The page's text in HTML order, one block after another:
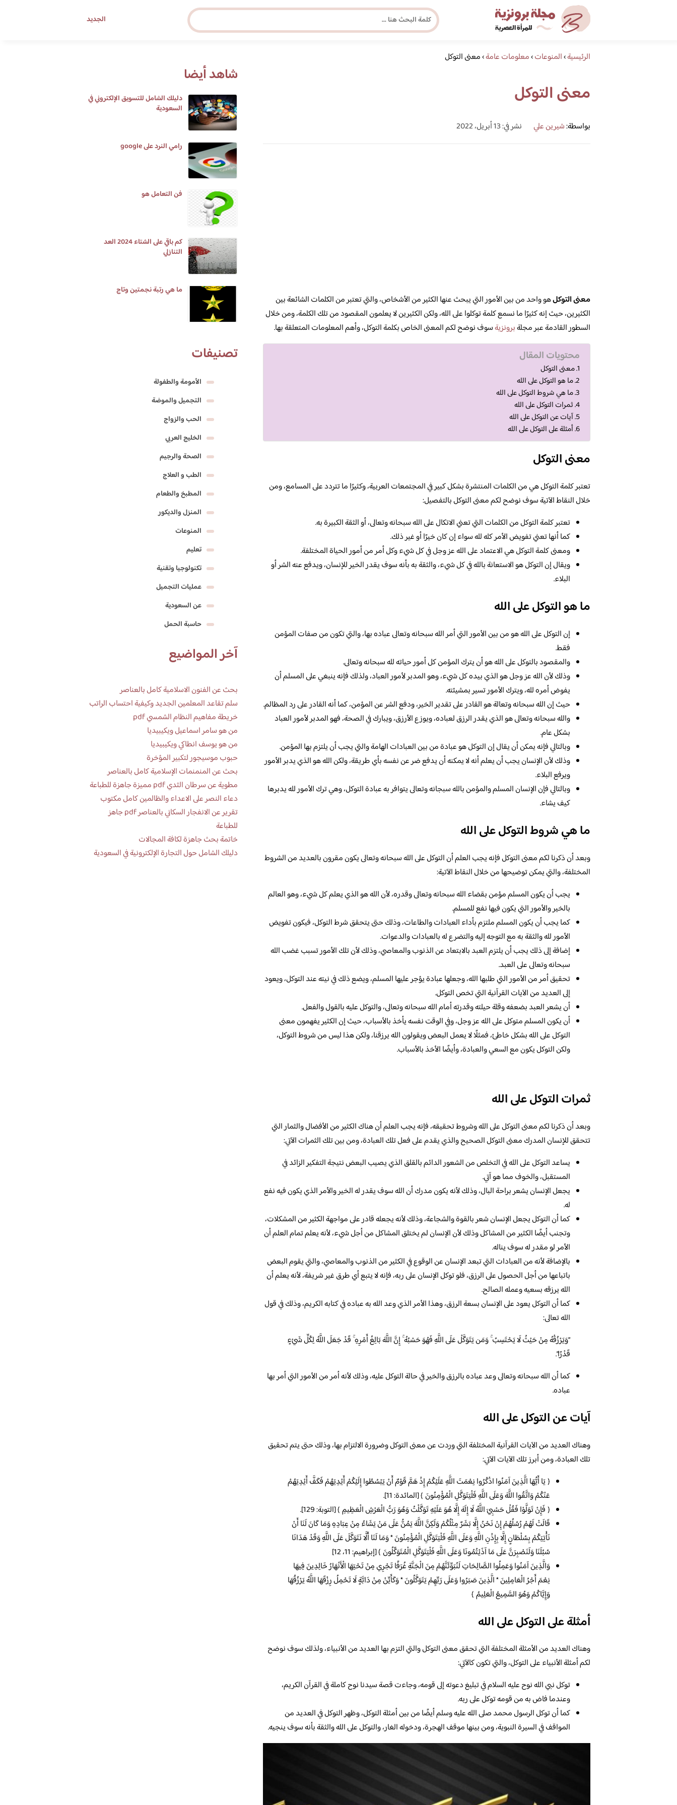
الجديد
الرئيسية›المنوعات›معلومات عامة›معنى التوكل
معنى التوكل
بواسطة:شيرين علي نشر في: 13 أبريل، 2022
معنى التوكلهو واحد من بين الأمور التي يبحث عنها الكثير من الأشخاص، والتي تعتبر من الكلمات الشائعة بين
الكثيرين، حيث إنه كثيرًا ما نسمع كلمة توكلوا على الله، ولكن الكثيرين لا يعلمون المقصود من تلك الكلمة، ومن خلال
السطور القادمة عبر مجلةبرونزيةسوف نوضح لكم المعنى الخاص بكلمة التوكل، وأهم المعلومات المتعلقة بها.
محتويات المقال
معنى التوكل
ما هو التوكل على الله
ما هي شروط التوكل على الله
ثمرات التوكل على الله
آيات عن التوكل على الله
أمثلة على التوكل على الله
معنى التوكل
تعتبر كلمة التوكل هي من الكلمات المنتشرة بشكل كبير في المجتمعات العربية، وكثيرًا ما تتردد على المسامع، ومن
خلال النقاط الآتية سوف نوضح لكم معنى التوكل بالتفصيل:
تعتبر كلمة التوكل من الكلمات التي تعني الاتكال على الله سبحانه وتعالى، أو الثقة الكبيرة به.
كما أنها تعني تفويض الأمر كله لله سواء إن كان خيرًا أو غير ذلك.
ومعنى كلمة التوكل هي الاعتماد على الله عز وجل في كل شيء وكل أمر من أمور الحياة المختلفة.
ويقال إن التوكل هو الاستعانة بالله في كل شيء، والثقة به بأنه سوف يقدر الخير للإنسان، ويدفع عنه الشر أو
البلاء.
ما هو التوكل على الله
إن التوكل على الله هو من بين الأمور التي أمر الله سبحانه وتعالى عباده بها، والتي تكون من صفات المؤمن
فقط.
والمقصود بالتوكل على الله هو أن يترك المؤمن كل أمور حياته لله سبحانه وتعالى.
وذلك لأن الله عز وجل هو الذي بيده كل شيء، وهو المدبر لأمور العباد، ولذلك فإنه ينبغي على المسلم أن
يفوض أمره لله، ويترك الأمور تسير بمشيئته.
حيث إن الله سبحانه وتعالة هو القادر على تقدير الخير، ودفع الشر عن المؤمن، كما أنه القادر على رد المظالم.
والله سبحانه وتعالى هو الذي يقدر الرزق لعباده، ويوزع الأرزق، ويبارك في الصحة، فهو المدبر لأمور العباد
بشكل عام.
وبالتالي فإنه يمكن أن يقال إن التوكل هو عبادة من بين العبادات الهامة والتي يجب أن يلتزم بها المؤمن.
وذلك لأن الإنسان يجب أن يعلم أنه لا يمكنه أن يدفع ضر عن نفسه بأي طريقة، ولكن الله هو الذي يدبر الأمور
ويرفع البلاء.
وبالتالي فإن الإنسان المسلم والمؤمن بالله سبجانه وتعالى يتوافر به عبادة التوكل، وهي ترك الأمور لله يدبرها
كيف يشاء.
ما هي شروط التوكل على الله
وبعد أن ذكرنا لكم معنى التوكل فإنه يجب العلم أن التوكل على الله سبحانه وتعالى يكون مقرون بالعديد من الشروط
المختلفة، والتي يمكن توضيحها من خلال النقاط الآتية:
يجب أن يكون المسلم مؤمن بقضاء الله سبحانه وتعالى وقدره، لأن الله هو الذي يعلم كل شيء، وهو العالم
بالخير والأمور التي يكون فيها نفع للمسلم.
كما يجب أن يكون المسلم ملتزم بأداء العبادات والطاعات، وذلك حتى يتحقق شرط التوكل، فيكون تفويض
الأمور لله والثقة به مع التوجه إليه والتضرع له بالعبادات والدعوات.
إضافة إلى ذلك يجب أن يلتزم العبد بالابتعاد عن الذنوب والمعاصي، وذلك لأن تلك الأمور تسبب غضب الله
سبحانه وتعالى على العبد.
تحقيق أمر من الأمور التي طلبها الله، وجعلها عبادة يؤجر عليها المسلم، ويضع ذلك في نيته عند التوكل، ويعود
إلى العديد من الآيات القرآنية التي تخص التوكل.
أن يشعر العبد بضعفه وقلة حيلته وقدرته أمام الله سبحانه وتعالى، والتوكل عليه بالقول والفعل.
أن يكون المسلم متوكل على الله عز وجل، وفي الوقت نفسه يأخذ بالأسباب، حيث إن الكثير يفهمون معنى
التوكل على الله بشكل خاطئ، فمثلًا لا يعمل البعض ويقولون الله يرزقنا، ولكن هذا ليس من شروط التوكل،
ولكن التوكل يكون مع السعي والعبادة، وأيضًا الأخذ بالأسباب.
ثمرات التوكل على الله
وبعد أن ذكرنا لكم معنى التوكل على الله وشروط تحقيقه، فإنه يجب العلم أن هناك الكثير من الأفضال والثمار التي
تتحقق للإنسان المدرك معنى التوكل الصحيح والذي يقدم على فعل تلك العبادة، ومن بين تلك الثمرات الآتي:
يساعد التوكل على الله في التخلص من الشعور الدائم بالقلق الذي يصيب البعض نتيجة التفكير الزائد في
المستقبل، والخوف مما هو آتي.
يجعل الإنسان يشعر براحة البال، وذلك لأنه يكون مدرك أن الله سوف يقدر له الخير والأمر الذي يكون فيه نفع
له.
كما أن التوكل يجعل الإنسان شعر بالقوة والشجاعة، وذلك لأنه يجعله قادر على مواجهة الكثير من المشكلات،
وتجنب أيضًا الكثير من المشاكل وذلك لأن الإنسان لم يختلق المشاكل من أجل شيء، لأنه يعلم تمام العلم أن
الأمر لو مقدر له سوف يناله.
بالإضافة لأنه من العبادات التي تبعد الإنسان عن الوقوع في الكثير من الذنوب والمعاصي، والتي يقوم البعض
باتباعها من أجل الحصول على الرزق، فلو توكل الإنسان على ربه، فإنه لا يتبع أي طرق غير شريفة، لأنه يعلم أن
الله يرزقه بسعيه وعمله الصالح.
كما أن التوكل يعود على الإنسان بسعة الرزق، وهذا الأمر الذي وعد الله به عباده في كتابه الكريم، وذلك في قول
الله تعالى:
“وَيَرْزُقْهُ مِنْ حَيْثُ لَا يَحْتَسِبُ ۚ وَمَن يَتَوَكَّلْ عَلَى اللَّهِ فَهُوَ حَسْبُهُ ۚ إِنَّ اللَّهَ بَالِغُ أَمْرِهِ ۚ قَدْ جَعَلَ اللَّهُ لِكُلِّ شَيْءٍ
قَدْرًا”.
كما أن الله سبحانه وتعالى وعد عباده بالرزق والخير في حالة التوكل عليه، وذلك لأنه أمر من الأمور التي أمر بها
عباده.
آيات عن التوكل على الله
وهناك العديد من الآيات القرآنية المختلفة التي وردت عن معنى التوكل وضرورة الالتزام بها، وذلك حتى يتم تحقيق
تلك العبادة، ومن أبرز تلك الآيات الآتي:
﴿ يَا أَيُّهَا الَّذِينَ آمَنُوا اذْكُرُوا نِعْمَتَ اللَّهِ عَلَيْكُمْ إِذْ هَمَّ قَوْمٌ أَنْ يَبْسُطُوا إِلَيْكُمْ أَيْدِيَهُمْ فَكَفَّ أَيْدِيَهُمْ
عَنْكُمْ وَاتَّقُوا اللَّهَ وَعَلَى اللَّهِ فَلْيَتَوَكَّلِ الْمُؤْمِنُونَ ﴾ [المائدة: 11].
﴿ فَإِنْ تَوَلَّوْا فَقُلْ حَسْبِيَ اللَّهُ لَا إِلَهَ إِلَّا هُوَ عَلَيْهِ تَوَكَّلْتُ وَهُوَ رَبُّ الْعَرْشِ الْعَظِيمِ ﴾ [التوبة: 129].
قَالَتْ لَهُمْ رُسُلُهُمْ إِنْ نَحْنُ إِلَّا بَشَرٌ مِثْلُكُمْ وَلَكِنَّ اللَّهَ يَمُنُّ عَلَى مَنْ يَشَاءُ مِنْ عِبَادِهِ وَمَا كَانَ لَنَا أَنْ
نَأْتِيَكُمْ بِسُلْطَانٍ إِلَّا بِإِذْنِ اللَّهِ وَعَلَى اللَّهِ فَلْيَتَوَكَّلِ الْمُؤْمِنُونَ * وَمَا لَنَا أَلَّا نَتَوَكَّلَ عَلَى اللَّهِ وَقَدْ هَدَانَا
سُبُلَنَا وَلَنَصْبِرَنَّ عَلَى مَا آذَيْتُمُونَا وَعَلَى اللَّهِ فَلْيَتَوَكَّلِ الْمُتَوَكِّلُونَ ﴾ [إبراهيم: 11، 12]
وَالَّذِينَ آمَنُوا وَعَمِلُوا الصَّالِحَاتِ لَنُبَوِّئَنَّهُمْ مِنَ الْجَنَّةِ غُرَفًا تَجْرِي مِنْ تَحْتِهَا الْأَنْهَارُ خَالِدِينَ فِيهَا
نِعْمَ أَجْرُ الْعَامِلِينَ * الَّذِينَ صَبَرُوا وَعَلَى رَبِّهِمْ يَتَوَكَّلُونَ * وَكَأَيِّنْ مِنْ دَابَّةٍ لَا تَحْمِلُ رِزْقَهَا اللَّهُ يَرْزُقُهَا
وَإِيَّاكُمْ وَهُوَ السَّمِيعُ الْعَلِيمُ ﴾
أمثلة على التوكل على الله
وهناك العديد من الأمثلة المختلفة التي تحقق معنى التوكل والتي التزم بها العديد من الأنبياء، ولذلك سوف نوضح
لكم أمثلة الأنبياء على التوكل، والتي تكون كالآتي:
توكل نبي الله نوح عليه السلام في تبليغ دعوته إلى قومه، وجاءت قصة سيدنا نوح كاملة في القرآن الكريم،
وعندما فاض به من قومه توكل على ربه.
كما أن توكل الرسول محمد صلى الله عليه وسلم أيضًا من بين أمثلة التوكل، وظهر التوكل في العديد من
المواقف في السيرة النبوية، ومن بينها موقف الهجرة، ودخوله الغار، والتوكل على الله والثقة بأنه سوف ينجيه.
شاهد أيضا
دليلك الشامل للتسويق الإلكتروني في
السعودية
رامي النرد على google
فن التعامل هو
كم باقي على الشتاء 2024 العد
التنازلي
ما هي رتبة نجمتين وتاج
تصنيفات
الأمومة والطفولة
التجميل والموضة
الحب والزواج
الخليج العربي
الصحة والرجيم
الطب و العلاج
المطبخ والطعام
المنزل والديكور
المنوعات
تعليم
تكنولوجيا وتقنية
عمليات التجميل
عن السعودية
حاسبة الحمل
آخر المواضيع
بحث عن الفنون الاسلامية كامل بالعناصر
سلم تقاعد المعلمين الجديد وكيفية احتساب الراتب
خريطة مفاهيم النظام الشمسي pdf
من هو سامر اسماعيل ويكيبيديا
من هو يوسف انطاكي ويكيبيديا
حبوب موسيجور لتكبير المؤخرة
بحث عن المنمنمات الإسلامية كامل بالعناصر
مطوية عن سرطان الثدي pdf مميزة جاهزة للطباعة
دعاء النصر على الاعداء والظالمين كامل مكتوب
تقرير عن الانفجار السكاني بالعناصر pdf جاهز
للطباعة
خاتمة بحث جاهزة لكافة المجالات
دليلك الشامل حول التجارة الإلكترونية في السعودية